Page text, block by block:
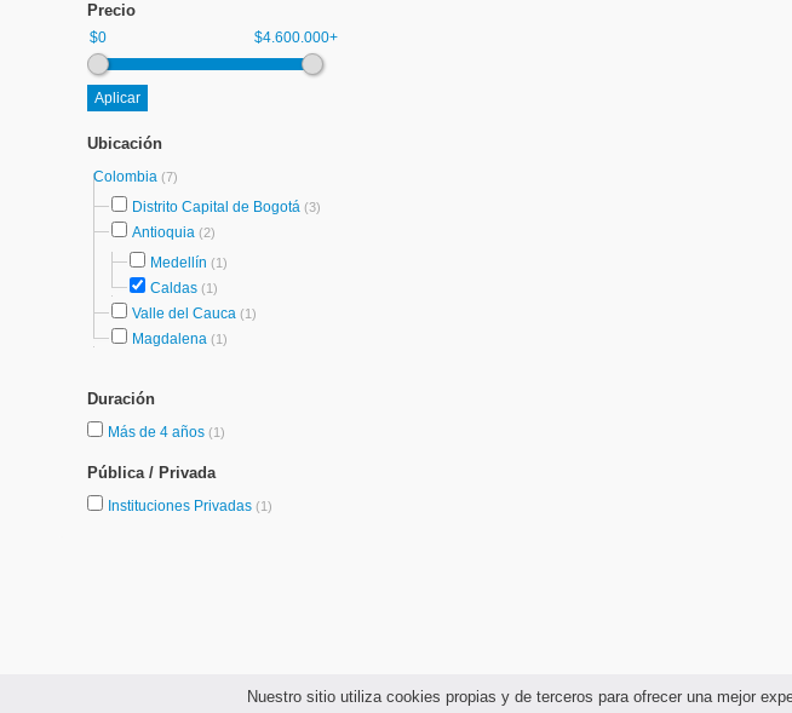
Nuestro sitio utiliza cookies propias y de terceros para ofrecer una mejor
Precio
$0 $4.600.000+
Ubicación
Colombia (7)
Distrito Capital de Bogotá (3)
Antioquia (2)
Medellín (1)
Caldas (1)
Valle del Cauca (1)
Magdalena (1)
Duración
Más de 4 años (1)
Pública / Privada
Instituciones Privadas (1)